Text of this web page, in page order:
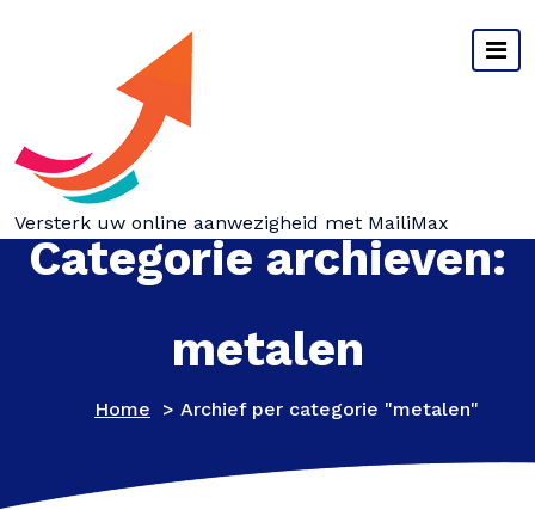
Versterk uw online aanwezigheid met MailiMax
Categorie archieven:
metalen
Home > Archief per categorie "metalen"